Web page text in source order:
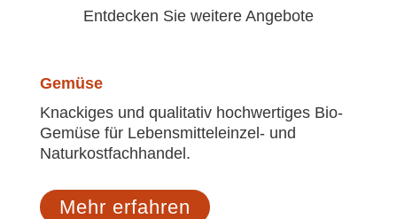
Entdecken Sie weitere Angebote
Gemüse
Knackiges und qualitativ hochwertiges Bio-
Gemüse für Lebensmitteleinzel- und
Naturkostfachhandel.
Mehr erfahren